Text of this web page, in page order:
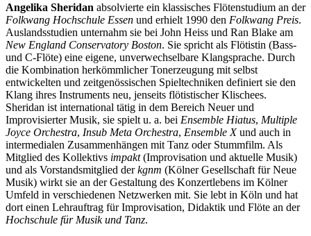
Angelika Sheridan absolvierte ein klassisches Flötenstudium an der
Folkwang Hochschule Essen und erhielt 1990 den Folkwang Preis.
Auslandsstudien unternahm sie bei John Heiss und Ran Blake am
New England Conservatory Boston. Sie spricht als Flötistin (Bass-
und C-Flöte) eine eigene, unverwechselbare Klangsprache. Durch
die Kombination herkömmlicher Tonerzeugung mit selbst
entwickelten und zeitgenössischen Spieltechniken definiert sie den
Klang ihres Instruments neu, jenseits flötistischer Klischees.
Sheridan ist international tätig in dem Bereich Neuer und
Improvisierter Musik, sie spielt u. a. bei Ensemble Hiatus, Multiple
Joyce Orchestra, Insub Meta Orchestra, Ensemble Xund auch in
intermedialen Zusammenhängen mit Tanz oder Stummfilm. Als
Mitglied des Kollektivs impakt(Improvisation und aktuelle Musik)
und als Vorstandsmitglied derkgnm (Kölner Gesellschaft für Neue
Musik) wirkt sie an der Gestaltung des Konzertlebens im Kölner
Umfeld in verschiedenen Netzwerken mit. Sie lebt in Köln und hat
dort einen Lehrauftrag für Improvisation, Didaktik und Flöte an der
Hochschule für Musik und Tanz.